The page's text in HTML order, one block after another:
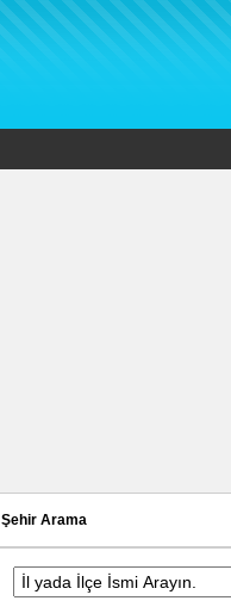
Şehir Arama